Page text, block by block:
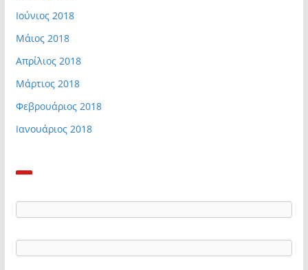
Ιούνιος 2018
Μάιος 2018
Απρίλιος 2018
Μάρτιος 2018
Φεβρουάριος 2018
Ιανουάριος 2018